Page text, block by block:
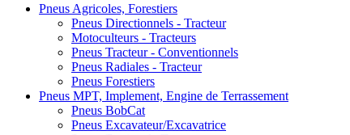
Pneus Agricoles, Forestiers
Pneus Directionnels - Tracteur
Motoculteurs - Tracteurs
Pneus Tracteur - Conventionnels
Pneus Radiales - Tracteur
Pneus Forestiers
Pneus MPT, Implement, Engine de Terrassement
Pneus BobCat
Pneus Excavateur/Excavatrice